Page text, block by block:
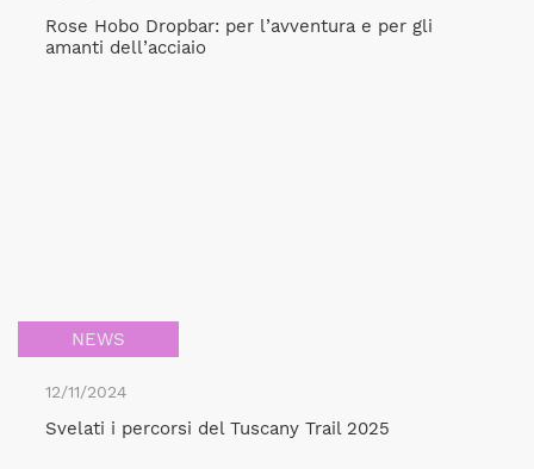
Rose Hobo Dropbar: per l’avventura e per gli
amanti dell’acciaio
NEWS
12/11/2024
Svelati i percorsi del Tuscany Trail 2025